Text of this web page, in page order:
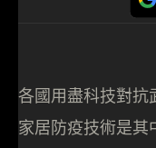
各國用盡科技對抗
家居防疫技術是其